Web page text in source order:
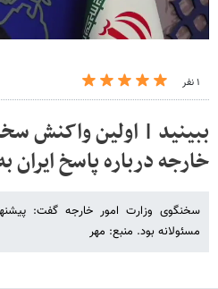
۱ نفر
ببینید | اولین واکنش
خارجه درباره پاسخ ایران
سخنگوی وزارت امور خارجه گفت:
مسئولانه بود. منبع: مهر